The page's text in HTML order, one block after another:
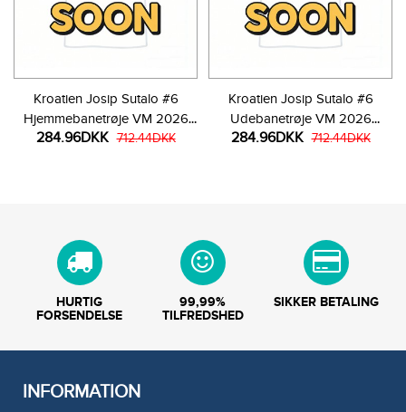
Kroatien Josip Sutalo #6
Hjemmebanetrøje VM 2026
Kortærmet
284.96DKK 712.44DKK
Kroatien Josip Sutalo #6
Udebanetrøje VM 2026
Kortærmet
284.96DKK 712.44DKK
HURTIG
FORSENDELSE
99,99%
TILFREDSHED
SIKKER BETALING
INFORMATION